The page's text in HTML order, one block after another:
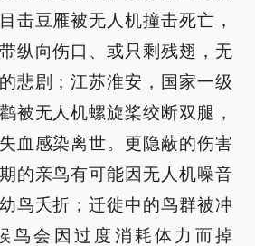
击豆雁被无人机撞击死亡，
纵向伤口、或只剩残翅，无
悲剧；江苏淮安，国家一级
被无人机螺旋桨绞断双腿，
血感染离世。更隐蔽的伤害
的亲鸟有可能因无人机噪音
鸟夭折；迁徙中的鸟群被冲
鸟会因过度消耗体力而掉